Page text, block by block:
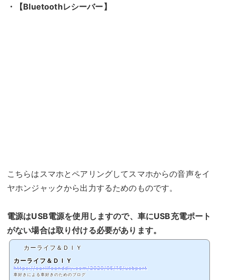
・【Bluetoothレシーバー】
こちらはスマホとペアリングしてスマホからの音声をイ
ヤホンジャックから出力するためのものです。
電源はUSB電源を使用しますので、車にUSB充電ポート
がない場合は取り付ける必要があります。
カーライフ＆ＤＩＹ
カーライフ＆ＤＩＹ
https://carlifeanddiy.com/2020/05/16/usbport
車好きによる車好きのためのブログ